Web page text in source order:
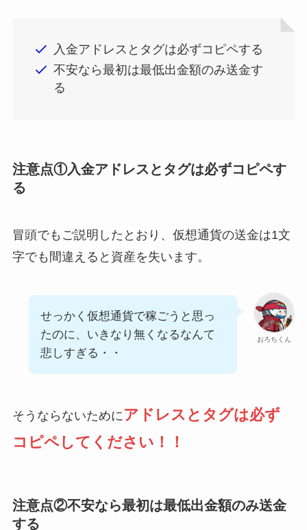
入金アドレスとタグは必ずコピペする
不安なら最初は最低出金額のみ送金す
る
注意点①入金アドレスとタグは必ずコピペす
る
冒頭でもご説明したとおり、仮想通貨の送金は1文
字でも間違えると資産を失います。
おろちくん
せっかく仮想通貨で稼ごうと思っ
たのに、いきなり無くなるなんて
悲しすぎる・・
そうならないためにアドレスとタグは必ず
コピペしてください！！
注意点②不安なら最初は最低出金額のみ送金
する